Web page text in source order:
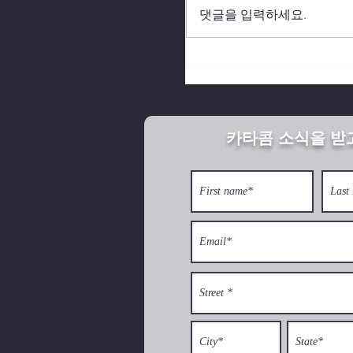
북한의 깨어진 가정이
댓글을 입력하세요.
카타콤 소식을 받